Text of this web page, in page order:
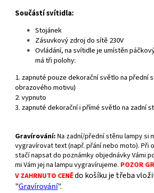
Součástí svítidla:
Stojánek
Zásuvkový zdroj do sítě 230V
Ovládání, na svítidle je umístěn
má tři polohy:
1. zapnuté pouze dekorační světlo na přední
obrazového motivu)
2. vypnuto
3. zapnuté dekorační i přímé světlo na zadní
Gravírování: Na zadní/přední stěnu lampy si
vygravírovat text (např. přání nebo moto). Při
stačí napsat do poznámky objednávky Vámi
mi Vám jej na lampu vygravírujeme. POZOR
V ZAHRNUTO CENĚdo košíku je třeba
"Gravírování".